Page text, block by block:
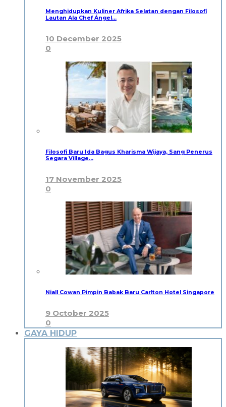
Menghidupkan Kuliner Afrika Selatan dengan Filosofi
Lautan Ala Chef Ángel…
10 December 2025
0
Filosofi Baru Ida Bagus Kharisma Wijaya, Sang Penerus
Segara Village…
17 November 2025
0
Niall Cowan Pimpin Babak Baru Carlton Hotel Singapore
9 October 2025
0
GAYA HIDUP